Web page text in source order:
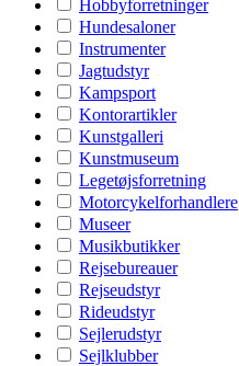
Hobbyforretninger
Hundesaloner
Instrumenter
Jagtudstyr
Kampsport
Kontorartikler
Kunstgalleri
Kunstmuseum
Legetøjsforretning
Motorcykelforhandlere
Museer
Musikbutikker
Rejsebureauer
Rejseudstyr
Rideudstyr
Sejlerudstyr
Sejlklubber